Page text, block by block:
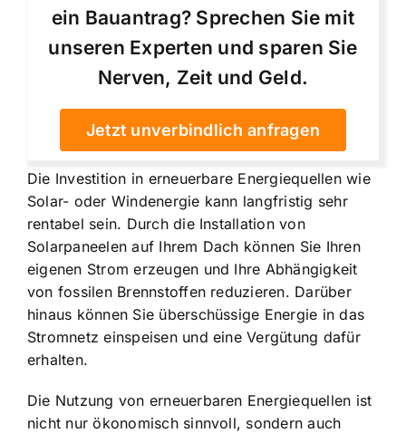
ein Bauantrag? Sprechen Sie mit
unseren Experten und sparen Sie
Nerven, Zeit und Geld.
Jetzt unverbindlich anfragen
Die Investition in erneuerbare Energiequellen wie
Solar- oder Windenergie kann langfristig sehr
rentabel sein. Durch die Installation von
Solarpaneelen auf Ihrem Dach können Sie Ihren
eigenen Strom erzeugen und Ihre Abhängigkeit
von fossilen Brennstoffen reduzieren. Darüber
hinaus können Sie überschüssige Energie in das
Stromnetz einspeisen und eine Vergütung dafür
erhalten.
Die Nutzung von erneuerbaren Energiequellen ist
nicht nur ökonomisch sinnvoll, sondern auch